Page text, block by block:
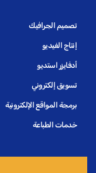
تصميم الجرافيك
إنتاج الفيديو
أدفايزر استديو
تسويق إلكتروني
برمجة المواقع الإلكترونية
خدمات الطباعة